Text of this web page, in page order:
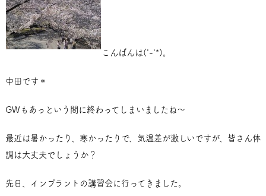
こんばんは('-'*)。
中田です＊
GWもあっという間に終わってしまいましたね～
最近は暑かったり、寒かったりで、気温差が激しいですが、皆さん体
調は大丈夫でしょうか？
先日、インプラントの講習会に行ってきました。